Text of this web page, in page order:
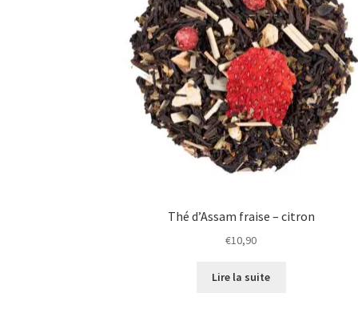
Thé d’Assam fraise – citron
€10,90
Lire la suite